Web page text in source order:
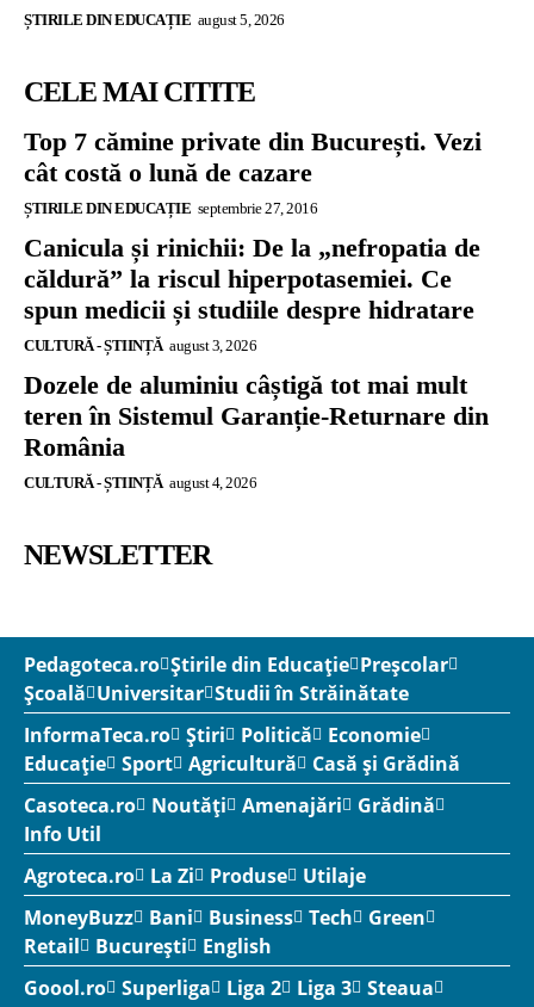
ȘTIRILE DIN EDUCAȚIE august 5, 2026
CELE MAI CITITE
Top 7 cămine private din București. Vezi
cât costă o lună de cazare
ȘTIRILE DIN EDUCAȚIE septembrie 27, 2016
Canicula și rinichii: De la „nefropatia de
căldură” la riscul hiperpotasemiei. Ce
spun medicii și studiile despre hidratare
CULTURĂ - ȘTIINȚĂ august 3, 2026
Dozele de aluminiu câștigă tot mai mult
teren în Sistemul Garanție-Returnare din
România
CULTURĂ - ȘTIINȚĂ august 4, 2026
NEWSLETTER
Pedagoteca.ro Știrile din Educație Preșcolar
Școală Universitar Studii în Străinătate
InformaTeca.ro Știri Politică
Economie
Educație Sport Agricultură
Casă și Grădină
Casoteca.ro
Noutăți Amenajări
Grădină
Info Util
Agroteca.ro
La Zi Produse
Utilaje
MoneyBuzz
Bani Business Tech
Green
Retail
București
English
Goool.ro Superliga Liga 2 Liga 3 Steaua